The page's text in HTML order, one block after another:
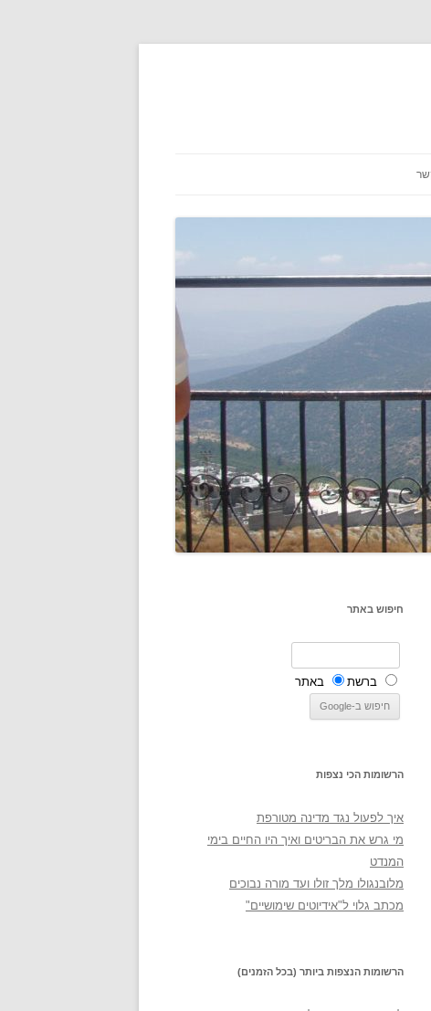
חיפוש באתר
ברשת באתר
הרשומות הכי נצפות
איך לפעול נגד מדינה מטורפת
מי גרש את הבריטים ואיך היו החיים בימי
המנדט
מלובנגולו מלך זולו ועד מורה נבוכים
מכתב גלוי ל"אידיוטים שימושיים"
הרשומות הנצפות ביותר (בכל הזמנים)